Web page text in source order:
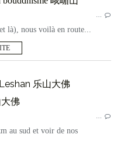
…
là), nous voilà en route...
乐山大佛
…
au sud et voir de nos